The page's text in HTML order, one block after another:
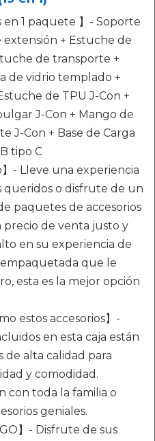
en 1 paquete 】- Soporte
extensión + Estuche de
de transporte +
de vidrio templado +
de TPU J-Con +
J-Con + Mango de
J-Con + Base de Carga
tipo C
- Lleve una experiencia
queridos o disfrute de un
paquetes de accesorios
precio de venta justo y
en su experiencia de
que le
esta es la mejor opción
estos accesorios】-
en esta caja están
de alta calidad para
y comodidad.
con toda la familia o
geniales.
】- Disfrute de sus